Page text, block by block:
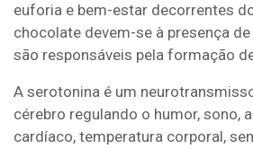
euforia e bem-estar decorrentes
chocolate devem-se à presença
são responsáveis pela formação
A serotonina é um
cérebro regulando o humor, sono,
cardíaco, temperatura corporal,